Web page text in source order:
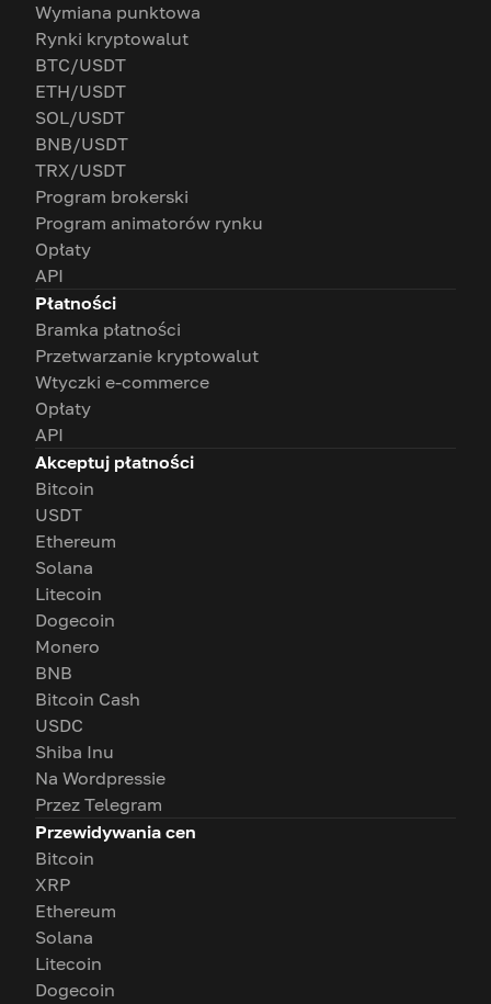
Wymiana punktowa
Rynki kryptowalut
BTC/USDT
ETH/USDT
SOL/USDT
BNB/USDT
TRX/USDT
Program brokerski
Program animatorów rynku
Opłaty
API
Płatności
Bramka płatności
Przetwarzanie kryptowalut
Wtyczki e-commerce
Opłaty
API
Akceptuj płatności
Bitcoin
USDT
Ethereum
Solana
Litecoin
Dogecoin
Monero
BNB
Bitcoin Cash
USDC
Shiba Inu
Na Wordpressie
Przez Telegram
Przewidywania cen
Bitcoin
XRP
Ethereum
Solana
Litecoin
Dogecoin